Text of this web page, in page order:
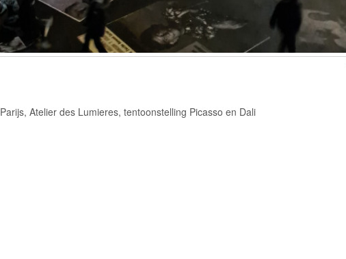
Parijs, Atelier des Lumieres, tentoonstelling Picasso en Dali